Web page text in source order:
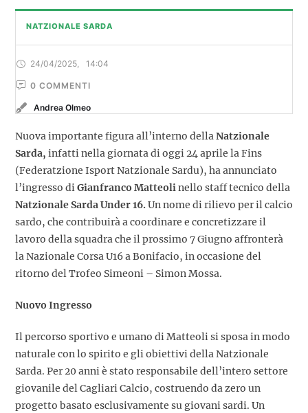
NATZIONALE SARDA
24/04/2025 14:04
0 COMMENTI
Andrea Olmeo
Nuova importante figura all’interno dellaNatzionale
Sarda, infatti nella giornata di oggi 24 aprile la Fins
(Federatzione Isport Natzionale Sardu), ha annunciato
l’ingresso diGianfranco Matteolinello staff tecnico della
Natzionale SardaUnder 16.Un nome di rilievo per il calcio
sardo, che contribuirà a coordinare e concretizzare il
lavoro della squadra che il prossimo 7 Giugno affronterà
la Nazionale Corsa U16 a Bonifacio, in occasione del
ritorno del Trofeo Simeoni – Simon Mossa.
Nuovo Ingresso
Il percorso sportivo e umano di Matteoli si sposa in modo
naturale con lo spirito e gli obiettivi della Natzionale
Sarda. Per 20 anni è stato responsabile dell’intero settore
giovanile del Cagliari Calcio, costruendo da zero un
progetto basato esclusivamente su giovani sardi. Un